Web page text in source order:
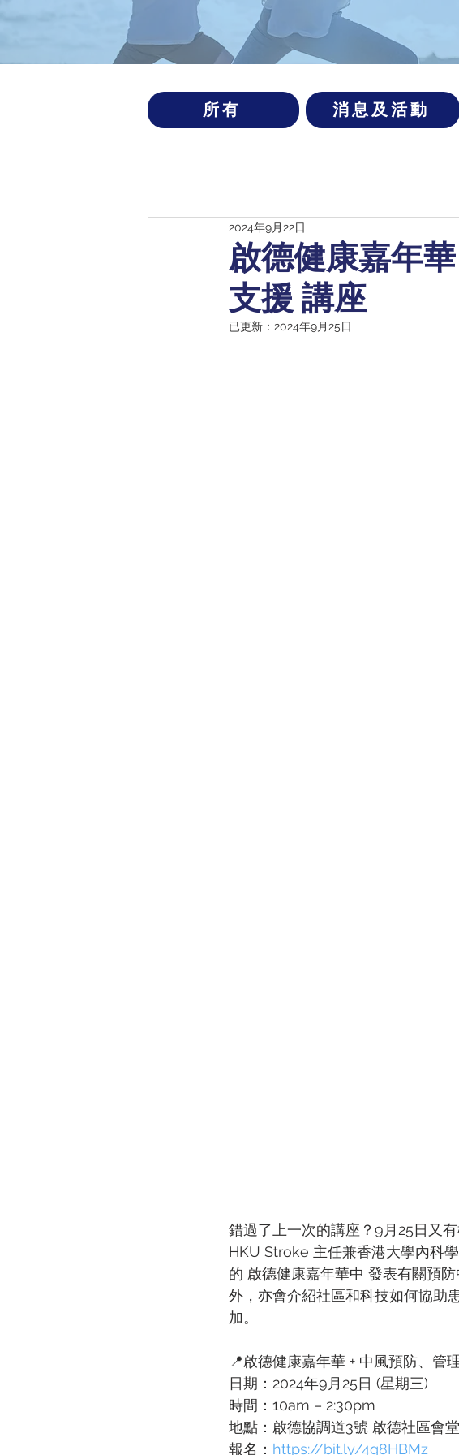
所有 消息及活動
啟德健康嘉年
支援 講座
2024年9月22日
已更新： 2024年9月25日
錯過了上一次的講座？9月25日又
HKU Stroke 主任兼香港大學內科
的 啟德健康嘉年華中 發表有關預
外，亦會介紹社區和科技如何協助
加。
📍啟德健康嘉年華 + 中風預防、管
日期：2024年9月25日 (星期三)
時間：10am – 2:30pm
地點：啟德協調道3號 啟德社區會
報名： https://bit.ly/4g8HBMz